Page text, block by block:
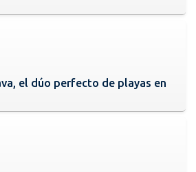
el dúo perfecto de playas en